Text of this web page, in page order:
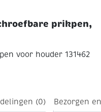
prikpen,
voor houder 131462
(0) Bezorgen